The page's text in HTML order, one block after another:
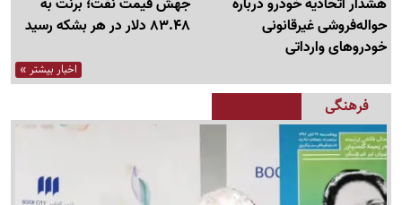
حواله‌فروشی غیرقانونی
خودروهای وارداتی
جهش قیمت نفت؛ برنت به
83.48 دلار در هر بشکه رسید
اخبار بیشتر »
فرهنگی